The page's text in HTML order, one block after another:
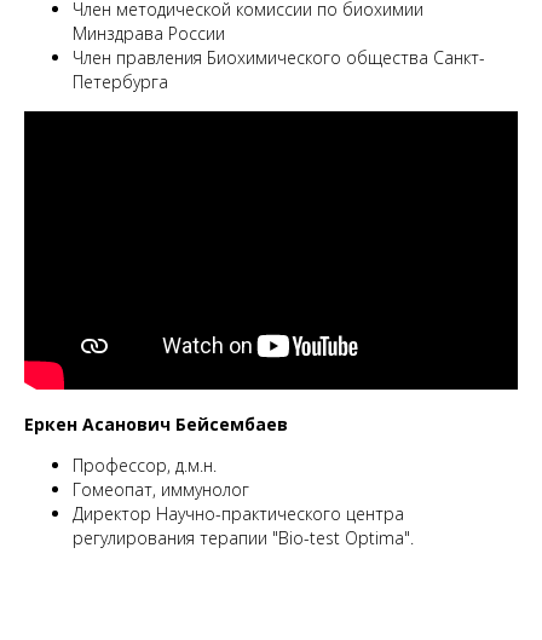
Член методической комиссии по биохимии
Минздрава России
Член правления Биохимического общества Санкт-
Петербурга
Еркен Асанович Бейсембаев
Профессор, д.м.н.
Гомеопат, иммунолог
Директор Научно-практического центра
регулирования терапии "Bio-test Optima".